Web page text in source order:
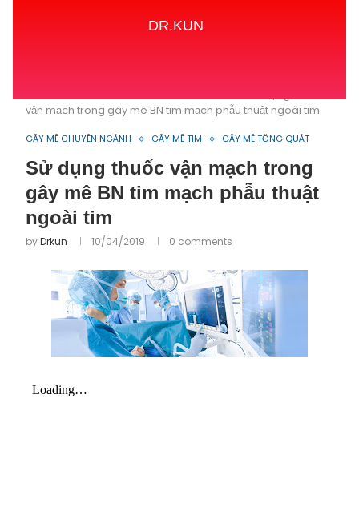
DR.KUN
vận mạch trong gây mê BN tim mạch phẫu thuật ngoài tim
GÂY MÊ CHUYÊN NGÀNH GÂY MÊ TIM GÂY MÊ TỔNG QUÁT
Sử dụng thuốc vận mạch trong
gây mê BN tim mạch phẫu thuật
ngoài tim
byDrkun 10/04/2019 0 comments